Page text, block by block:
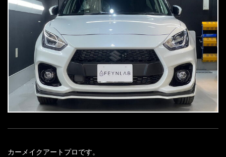
カーメイクアートプロです。